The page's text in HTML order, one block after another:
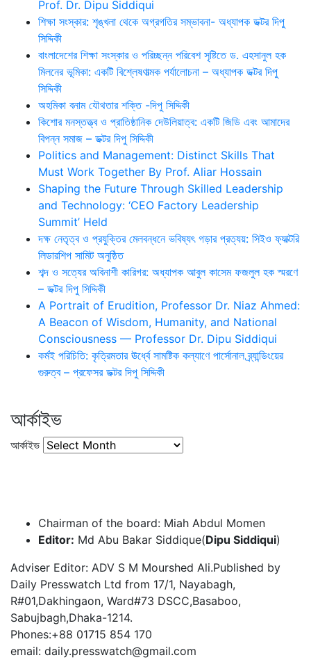
Prof. Dr. Dipu Siddiqui
শিক্ষা সংস্কার: শৃঙ্খলা থেকে অগ্রগতির সম্ভাবনা- অধ্যাপক ডক্টর দিপু
সিদ্দিকী
বাংলাদেশের শিক্ষা সংস্কার ও পরিচ্ছন্ন পরিবেশ সৃষ্টিতে ড. এহসানুল হক
মিলনের ভূমিকা: একটি বিশ্লেষণাত্মক পর্যালোচনা – অধ্যাপক ডক্টর দিপু
সিদ্দিকী
অহমিকা বনাম যৌথতার শক্তি -দিপু সিদ্দিকী
কিশোর মনস্তত্ত্ব ও প্রাতিষ্ঠানিক দেউলিয়াত্ব: একটি জিডি এবং আমাদের
বিপন্ন সমাজ – ডক্টর দিপু সিদ্দিকী
Politics and Management: Distinct Skills That
Must Work Together By Prof. Aliar Hossain
Shaping the Future Through Skilled Leadership
and Technology: ‘CEO Factory Leadership
Summit’ Held
দক্ষ নেতৃত্ব ও প্রযুক্তির মেলবন্ধনে ভবিষ্যৎ গড়ার প্রত্যয়: সিইও ফ্যাক্টরি
লিডারশিপ সামিট অনুষ্ঠিত
শব্দ ও সত্যের অবিনাশী কারিগর: অধ্যাপক আবুল কাসেম ফজলুল হক স্মরণে
– ডক্টর দিপু সিদ্দিকী
A Portrait of Erudition, Professor Dr. Niaz Ahmed:
A Beacon of Wisdom, Humanity, and National
Consciousness — Professor Dr. Dipu Siddiqui
কর্মই পরিচিতি: কৃত্রিমতার ঊর্ধ্বে সামষ্টিক কল্যাণে পার্সোনাল ব্র্যান্ডিংয়ের
গুরুত্ব – প্রফেসর ডক্টর দিপু সিদ্দিকী
আর্কাইভ
আর্কাইভ
Chairman of the board: Miah Abdul Momen
Editor: Md Abu Bakar Siddique(Dipu Siddiqui)
Adviser Editor: ADV S M Mourshed Ali.Published by
Daily Presswatch Ltd from 17/1, Nayabagh,
R#01,Dakhingaon, Ward#73 DSCC,Basaboo,
Sabujbagh,Dhaka-1214.
Phones:+88 01715 854 170
email: daily.presswatch@gmail.com